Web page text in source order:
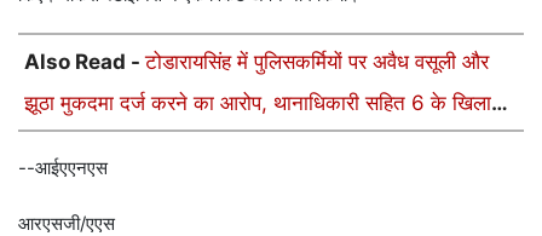
Also Read -टोडारायसिंह में पुलिसकर्मियों पर अवैध वसूली और
झूठा मुकदमा दर्ज करने का आरोप, थानाधिकारी सहित 6 के खिलाफ
--आईएएनएस
आरएसजी/एएस